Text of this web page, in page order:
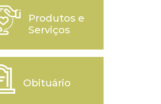
Produtos e
Serviços
Obituário